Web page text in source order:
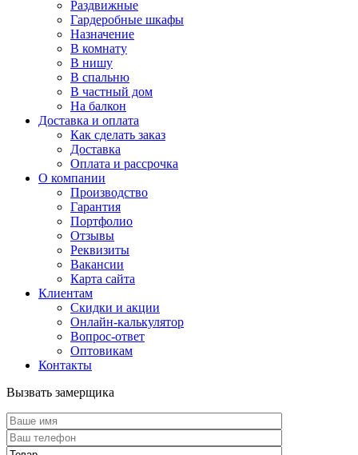
Раздвижные
Гардеробные шкафы
Назначение
В комнату
В нишу
В спальню
В частный дом
На балкон
Доставка и оплата
Как сделать заказ
Доставка
Оплата и рассрочка
О компании
Производство
Гарантия
Портфолио
Отзывы
Реквизиты
Вакансии
Карта сайта
Клиентам
Скидки и акции
Онлайн-калькулятор
Вопрос-ответ
Оптовикам
Контакты
Вызвать замерщика